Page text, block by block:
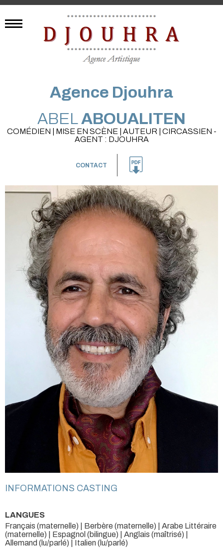
Agence Djouhra
ABELABOUALITEN
COMÉDIEN | MISE EN SCÈNE | AUTEUR | CIRCASSIEN -
AGENT : DJOUHRA
CONTACT
INFORMATIONS CASTING
LANGUES
Français (maternelle) | Berbère (maternelle) | Arabe Littéraire
(maternelle) | Espagnol (bilingue) | Anglais (maîtrisé) |
Allemand (lu/parlé) | Italien (lu/parlé)